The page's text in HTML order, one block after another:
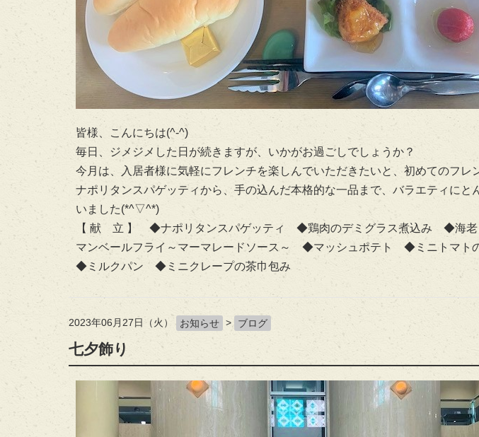
皆様、こんにちは(^-^)
毎日、ジメジメした日が続きますが、いかがお過ごしでしょうか？
今月は、入居者様に気軽にフレンチを楽しんでいただきたいと、初めてのフレ
ナポリタンスパゲッティから、手の込んだ本格的な一品まで、バラエティにと
いました(*^▽^*)
【 献 立 】 ◆ナポリタンスパゲッティ ◆鶏肉のデミグラス煮込み ◆海老
マンベールフライ～マーマレードソース～ ◆マッシュポテト ◆ミニトマ
◆ミルクパン ◆ミニクレープの茶巾包み
2023年06月27日（火） お知らせ > ブログ
七夕飾り